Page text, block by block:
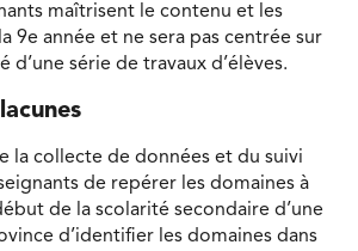
maîtrisent le contenu et les
9e année et ne sera pas centrée sur
d’une série de travaux d’élèves.
la collecte de données et du suivi
de repérer les domaines à
de la scolarité secondaire d’une
d’identifier les domaines dans